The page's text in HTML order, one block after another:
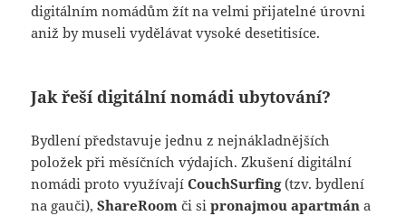
digitálním nomádům žít na velmi přijatelné úrovni
aniž by museli vydělávat vysoké desetitisíce.
Jak řeší digitální nomádi ubytování?
Bydlení představuje jednu z nejnákladnějších
položek při měsíčních výdajích. Zkušení digitální
nomádi proto využívajíCouchSurfing(tzv. bydlení
na gauči),ShareRoom či sipronajmou apartmán a